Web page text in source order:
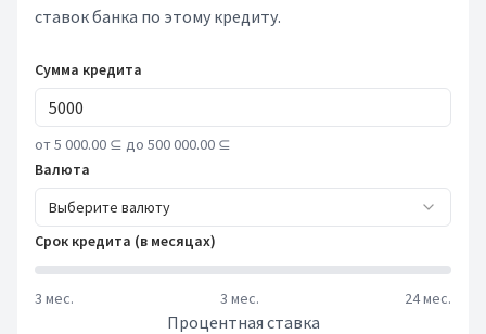
ставок банка по этому кредиту.
Сумма кредита
от 5 000.00 ⊆ до 500 000.00 ⊆
Валюта
Выберите валюту
Срок кредита (в месяцах)
3 мес. 3 мес. 24 мес.
Процентная ставка